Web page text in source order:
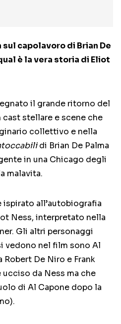
capolavoro di Brian De
è la vera storia di Eliot
il grande ritorno del
stellare e scene che
collettivo e nella
di Brian De Palma
in una Chicago degli
malavita.
ispirato all’autobiografia
Ness, interpretato nella
Gli altri personaggi
vedono nel film sono Al
De Niro e Frank
da Ness ma che
di Al Capone dopo la